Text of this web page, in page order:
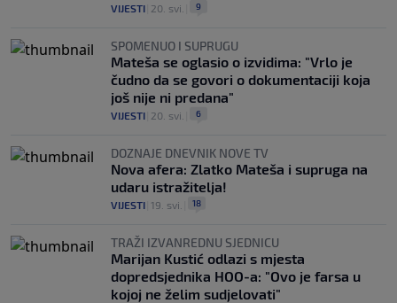
VIJESTI 20. svi. 9
SPOMENUO I SUPRUGU
Mateša se oglasio o izvidima: "Vrlo je
čudno da se govori o dokumentaciji koja
još nije ni predana"
VIJESTI 20. svi. 6
DOZNAJE DNEVNIK NOVE TV
Nova afera: Zlatko Mateša i supruga na
udaru istražitelja!
VIJESTI 19. svi. 18
TRAŽI IZVANREDNU SJEDNICU
Marijan Kustić odlazi s mjesta
dopredsjednika HOO-a: "Ovo je farsa u
kojoj ne želim sudjelovati"